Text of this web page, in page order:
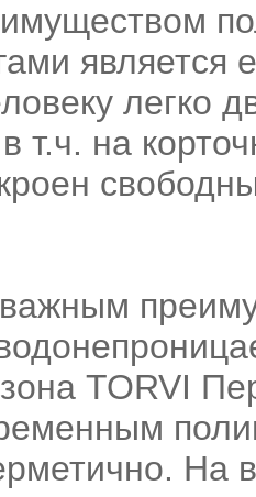
является
легко
т.ч. на
TORVI
На